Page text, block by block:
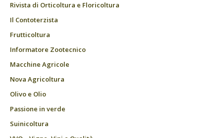
Rivista di Orticoltura e Floricoltura
Il Contoterzista
Frutticoltura
Informatore Zootecnico
Macchine Agricole
Nova Agricoltura
Olivo e Olio
Passione in verde
Suinicoltura